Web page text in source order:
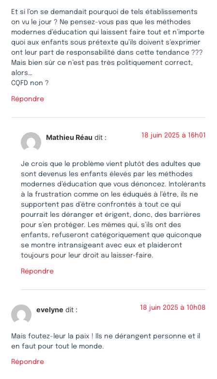
Et si l’on se demandait pourquoi de tels établissements
on vu le jour ? Ne pensez-vous pas que les méthodes
modernes d’éducation qui laissent faire tout et n’importe
quoi aux enfants sous prétexte qu’ils doivent s’exprimer
ont leur part de responsabilité dans cette tendance ???
Mais bien sûr ce n’est pas très politiquement correct,
alors…
CQFD non ?
Répondre
Mathieu Réau dit : 18 juin 2025 à 16h01
Je crois que le problème vient plutôt des adultes que
sont devenus les enfants élevés par les méthodes
modernes d’éducation que vous dénoncez. Intolérants
à la frustration comme on les éduqués à l’être, ils ne
supportent pas d’être confrontés à tout ce qui
pourrait les déranger et érigent, donc, des barrières
pour s’en protéger. Les mêmes qui, s’ils ont des
enfants, refuseront catégoriquement que quiconque
se montre intransigeant avec eux et plaideront
toujours pour leur droit au laisser-faire.
Répondre
evelyne dit : 18 juin 2025 à 10h08
Mais foutez-leur la paix ! Ils ne dérangent personne et il
en faut pour tout le monde.
Répondre